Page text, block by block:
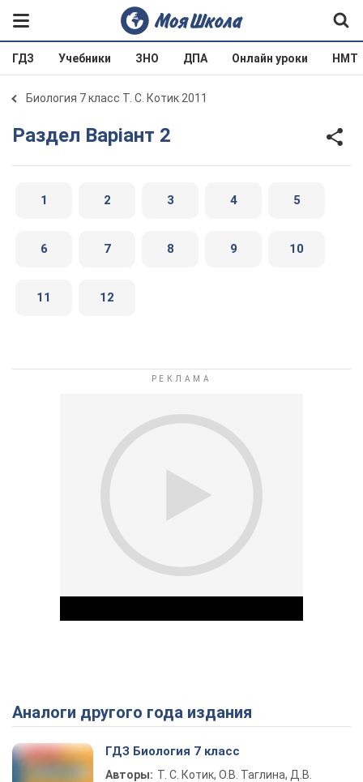
ГДЗ Учебники ЗНО ДПА Онлайн уроки НМТ
Биология 7 класс Т. С. Котик 2011
Раздел Варіант 2
1 2 3 4 5
6 7 8 9 10
11 12
Play Video
Аналоги другого года издания
ГДЗ Биология 7 класс
Авторы: Т. С. Котик, О.В. Таглина, Д.В.